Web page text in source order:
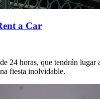
a Car
24 horas, que tendrán
fiesta inolvidable.